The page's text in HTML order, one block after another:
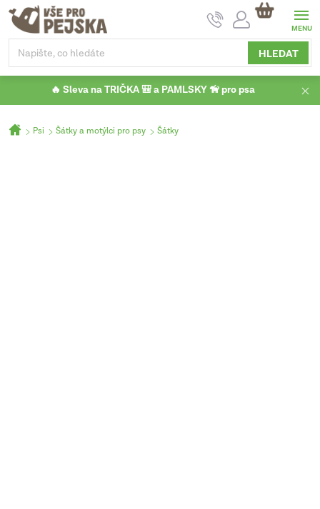
Přejít
obsah
HLEDAT
NÁKUPNÍ
KOŠÍK
🔥 Sleva na TRIČKA 🎒 a PAMLSKY 🦮 pro psa
Domů
Psi Šátky a motýlci pro psy Šátky